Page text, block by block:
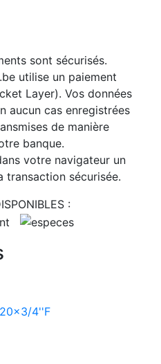
sont sécurisés.
utilise un paiement
Layer). Vos données
aucun cas enregistrées
de manière
banque.
votre navigateur un
transaction sécurisée.
:
4''F